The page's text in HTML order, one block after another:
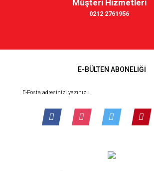
Müşteri Hizmetleri
0212 2761956
E-BÜLTEN ABONELİĞİ